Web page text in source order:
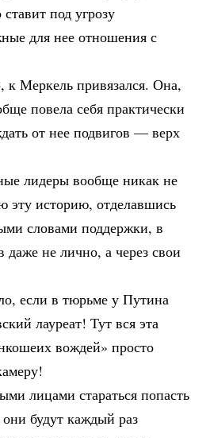
под угрозу
для нее отношения с
к Меркель привязался. Она,
повела себя практически
от нее подвигов — верх
лидеры вообще никак не
эту историю, отделавшись
словами поддержки, в
даже не лично, а через свои
если в тюрьме у Путина
лауреат! Тут вся эта
вождей» просто
лицами стараться попасть
будут каждый раз